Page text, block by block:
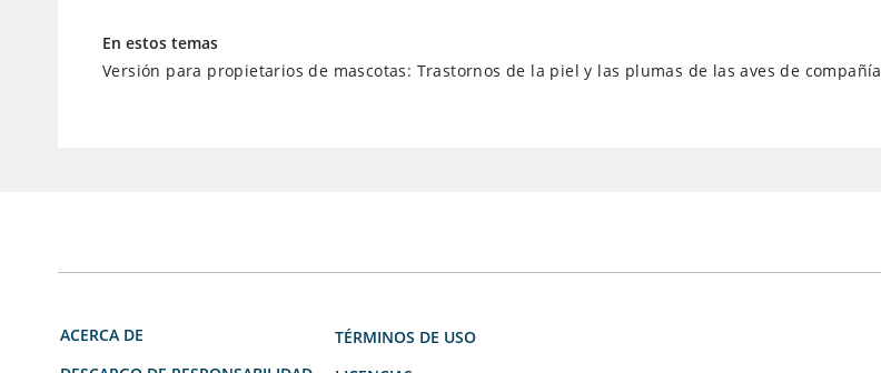
En estos temas
Versión para propietarios de mascotas: Trastornos de la piel y las plumas de las aves de compañía
ACERCA DE
TÉRMINOS DE USO